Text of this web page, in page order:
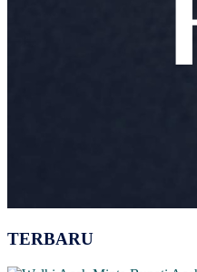
TERBARU